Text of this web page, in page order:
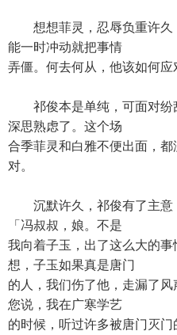
想想菲灵，忍辱负重许久
能一时冲动就把事情
弄僵。何去何从，他该如何应
祁俊本是单纯，可面对纷
深思熟虑了。这个场
合季菲灵和白雅不便出面，
对。
沉默许久，祁俊有了主意
「冯叔叔，娘。不是
我向着子玉，出了这么大的
想，子玉如果真是唐门
的人，我们伤了他，走漏了
您说，我在广寒学艺
的时候，听过许多被唐门灭门